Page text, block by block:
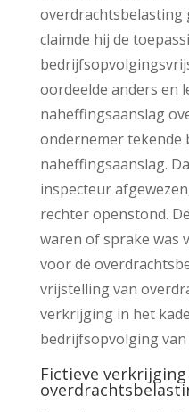
overdrachtsbelasting
claimde hij de
oordeelde anders en
naheffingsaanslag
ondernemer tekende
naheffingsaanslag.
inspecteur
rechter openstond.
waren of sprake was
voor de
vrijstelling van
verkrijging in het
bedrijfsopvolging
Fictieve